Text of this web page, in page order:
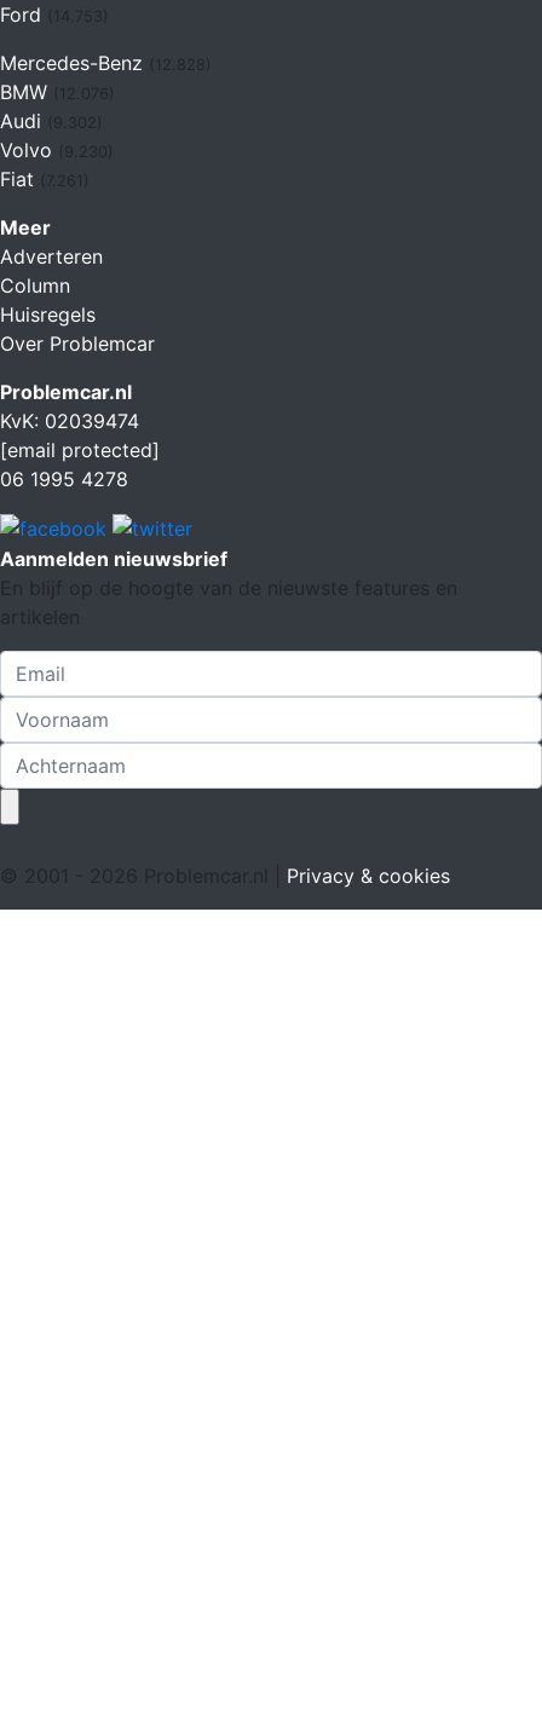
Ford (14.753)
Mercedes-Benz
BMW (12.076)
Audi
Volvo
Fiat (7.261)
Meer
Adverteren
Column
Huisregels
Over Problemcar
Problemcar.nl
KvK: 02039474
[email protected]
06 1995 4278
Aanmelden nieuwsbrief
En blijf op de hoogte van de nieuwste features en
artikelen
© 2001 - 2026 Problemcar.nl | Privacy & cookies